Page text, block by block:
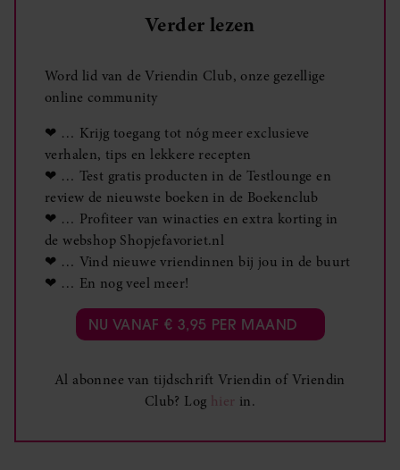
Verder lezen
Word lid van de Vriendin Club, onze gezellige
online community
❤ … Krijg toegang tot nóg meer exclusieve
verhalen, tips en lekkere recepten
❤ … Test gratis producten in de Testlounge en
review de nieuwste boeken in de Boekenclub
❤ … Profiteer van winacties en extra korting in
de webshop Shopjefavoriet.nl
❤ … Vind nieuwe vriendinnen bij jou in de buurt
❤ … En nog veel meer!
NU VANAF € 3,95 PER MAAND
Al abonnee van tijdschrift Vriendin of Vriendin
Club? Log hier in.